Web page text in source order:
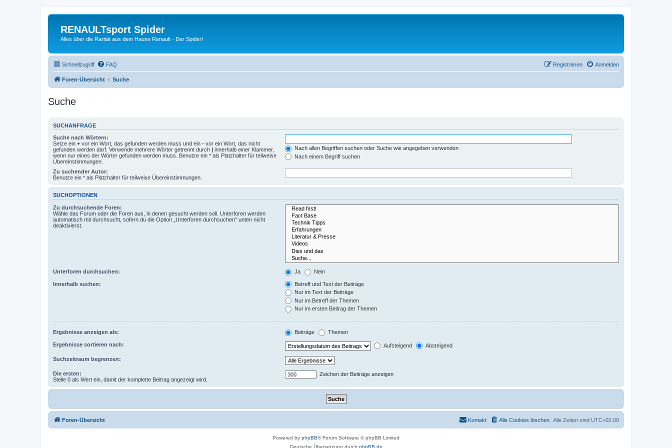
RENAULTsport Spider
Alles über die Rarität aus dem Hause Renault - Der Spider!
Schnellzugriff FAQ Anmelden
Registrieren
Foren-Übersicht Suche
Suche
SUCHANFRAGE
Suche nach Wörtern:
Setze ein + vor ein Wort, das gefunden werden muss und ein - vor ein Wort, das nicht
gefunden werden darf. Verwende mehrere Wörter getrennt durch | innerhalb einer Klammer,
wenn nur eines der Wörter gefunden werden muss. Benutze ein * als Platzhalter für teilweise
Übereinstimmungen.
Nach allen Begriffen suchen oder Suche wie angegeben verwenden
Nach einem Begriff suchen
Zu suchender Autor:
Benutze ein * als Platzhalter für teilweise Übereinstimmungen.
SUCHOPTIONEN
Zu durchsuchende Foren:
Wähle das Forum oder die Foren aus, in denen gesucht werden soll. Unterforen werden
automatisch mit durchsucht, sofern du die Option „Unterforen durchsuchen“ unten nicht
deaktivierst.
Unterforen durchsuchen: Ja Nein
Innerhalb suchen:
Betreff und Text der Beiträge
Nur im Text der Beiträge
Nur im Betreff der Themen
Nur im ersten Beitrag der Themen
Ergebnisse anzeigen als: Beiträge Themen
Ergebnisse sortieren nach: Aufsteigend Absteigend
Suchzeitraum begrenzen:
Die ersten:
Stelle 0 als Wert ein, damit der komplette Beitrag angezeigt wird.
Zeichen der Beiträge anzeigen
Foren-Übersicht Alle Zeiten sind UTC+02:00
Alle Cookies löschen
Kontakt
Powered by phpBB® Forum Software © phpBB Limited
Deutsche Übersetzung durch phpBB.de